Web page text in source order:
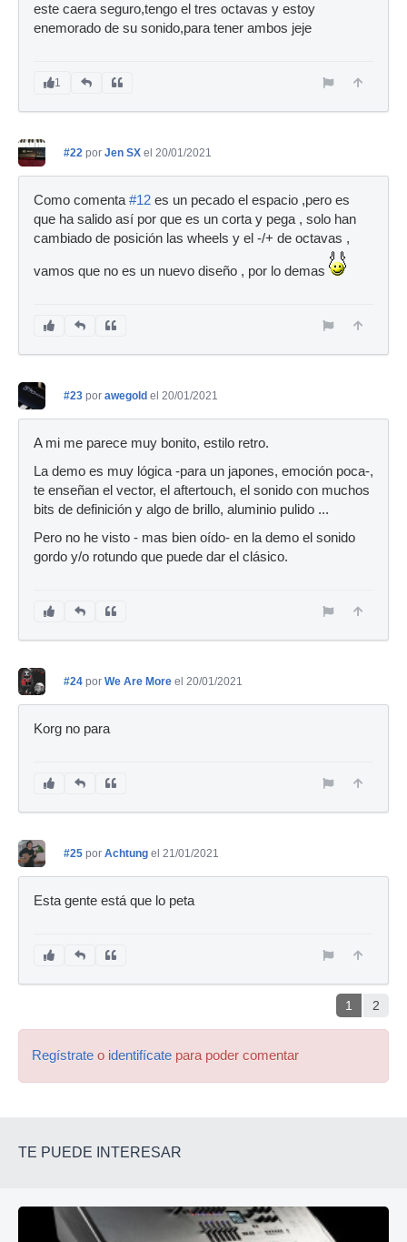
este caera seguro,tengo el tres octavas y estoy
enemorado de su sonido,para tener ambos jeje
1
#22 por Jen SX el 20/01/2021
Como comenta #12 es un pecado el espacio ,pero es
que ha salido así por que es un corta y pega , solo han
cambiado de posición las wheels y el -/+ de octavas ,
vamos que no es un nuevo diseño , por lo demas
#23 por awegold el 20/01/2021
A mi me parece muy bonito, estilo retro.
La demo es muy lógica -para un japones, emoción poca-,
te enseñan el vector, el aftertouch, el sonido con muchos
bits de definición y algo de brillo, aluminio pulido ...
Pero no he visto - mas bien oído- en la demo el sonido
gordo y/o rotundo que puede dar el clásico.
#24 por We Are More el 20/01/2021
Korg no para
#25 por Achtung el 21/01/2021
Esta gente está que lo peta
1 2
Regístrate o identifícate para poder comentar
TE PUEDE INTERESAR